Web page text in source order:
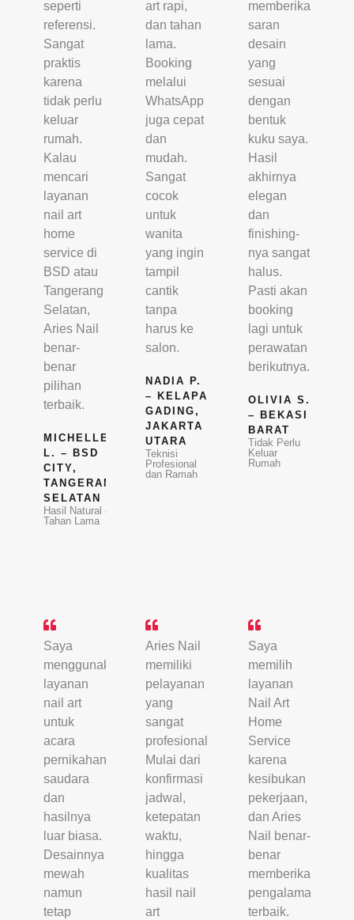
seperti
referensi.
Sangat
praktis
karena
tidak perlu
keluar
rumah.
Kalau
mencari
layanan
nail art
home
service di
BSD atau
Tangerang
Selatan,
Aries Nail
benar-
benar
pilihan
terbaik.
MICHELLE
L. – BSD
CITY,
TANGERANG
SELATAN
Hasil Natural dan
Tahan Lama
art rapi,
dan tahan
lama.
Booking
melalui
WhatsApp
juga cepat
dan
mudah.
Sangat
cocok
untuk
wanita
yang ingin
tampil
cantik
tanpa
harus ke
salon.
NADIA P.
– KELAPA
GADING,
JAKARTA
UTARA
Teknisi
Profesional
dan Ramah
memberikan
saran
desain
yang
sesuai
dengan
bentuk
kuku saya.
Hasil
akhirnya
elegan
dan
finishing-
nya sangat
halus.
Pasti akan
booking
lagi untuk
perawatan
berikutnya.
OLIVIA S.
– BEKASI
BARAT
Tidak Perlu
Keluar
Rumah
Saya
menggunakan
layanan
nail art
untuk
acara
pernikahan
saudara
dan
hasilnya
luar biasa.
Desainnya
mewah
namun
tetap
Aries Nail
memiliki
pelayanan
yang
sangat
profesional.
Mulai dari
konfirmasi
jadwal,
ketepatan
waktu,
hingga
kualitas
hasil nail
art
Saya
memilih
layanan
Nail Art
Home
Service
karena
kesibukan
pekerjaan,
dan Aries
Nail benar-
benar
memberikan
pengalaman
terbaik.